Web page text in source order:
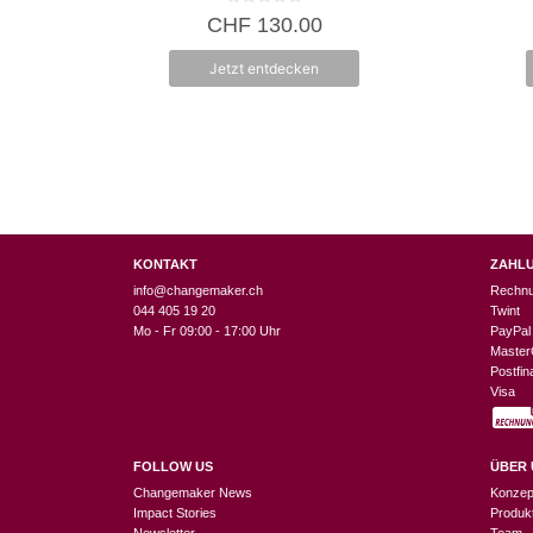
0
v
5
CHF130.00
Jetzt entdecken
KONTAKT
info@changemaker.ch
044 405 19 20
Mo - Fr 09:00 - 17:00 Uhr
FOLLOW US
Changemaker News
Impact Stories
Twint
PayPal
Visa
ÜBER